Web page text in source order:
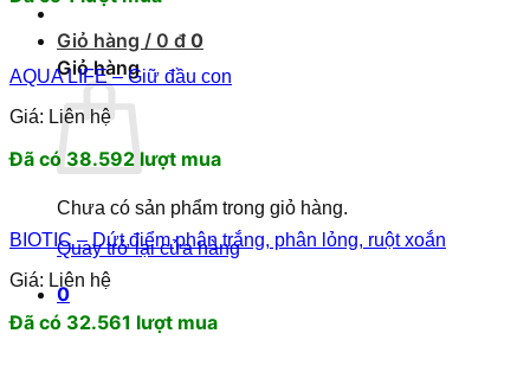
Giỏ hàng / 0 đ 0
Giỏ hàng
Chưa có sản phẩm trong giỏ hàng.
Quay trở lại cửa hàng
0
AQUA LIFE – Giữ đầu con
Giá: Liên hệ
Đã có 38.592 lượt mua
BIOTIC – Dứt điểm phân trắng, phân lỏng, ruột xoắn
Giá: Liên hệ
Đã có 32.561 lượt mua